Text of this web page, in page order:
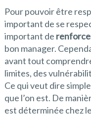
Pour pouvoir être
important de se
important de
bon manager.
avant tout
limites, des
Ce qui veut dire
que l’on est. De
est déterminée chez